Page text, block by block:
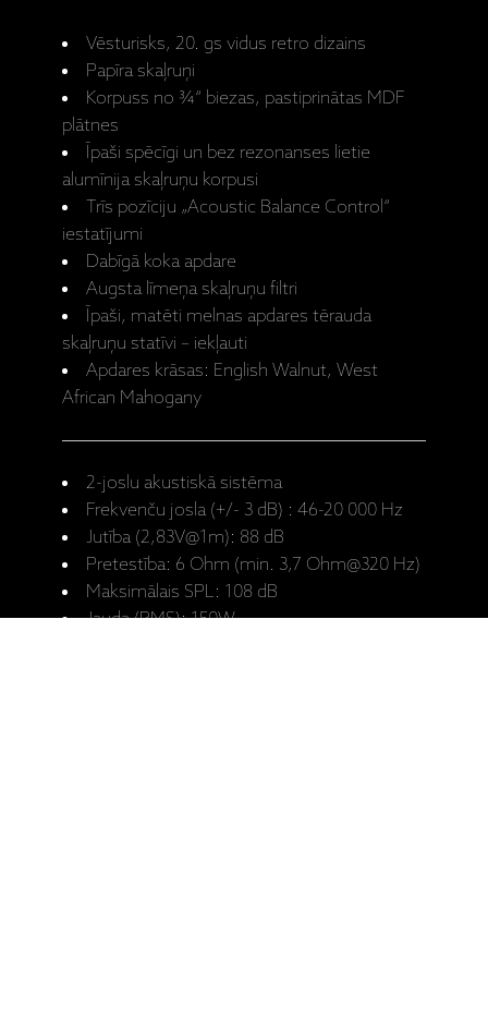
Vēsturisks, 20. gs vidus retro dizains
Papīra skaļruņi
Korpuss no ¾“ biezas, pastiprinātas MDF
plātnes
Īpaši spēcīgi un bez rezonanses lietie
alumīnija skaļruņu korpusi
Trīs pozīciju „Acoustic Balance Control“
iestatījumi
Dabīgā koka apdare
Augsta līmeņa skaļruņu filtri
Īpaši, matēti melnas apdares tērauda
skaļruņu statīvi – iekļauti
Apdares krāsas: English Walnut, West
African Mahogany
2-joslu akustiskā sistēma
Frekvenču josla (+/- 3 dB) : 46-20 000 Hz
Jutība (2,83V@1m): 88 dB
Pretestība: 6 Ohm (min. 3,7 Ohm@320 Hz)
Maksimālais SPL: 108 dB
Jauda (RMS): 150W